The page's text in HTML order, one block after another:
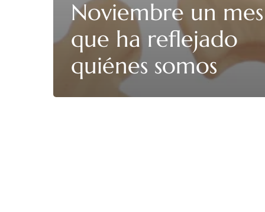
Noviembre un mes
que ha reflejado
quiénes somos